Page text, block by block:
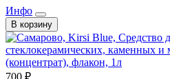
Инфо
В корзину
700 ₽